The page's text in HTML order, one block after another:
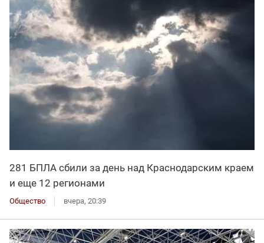
281 БПЛА сбили за день над Краснодарским краем
и еще 12 регионами
Общество вчера, 20:39